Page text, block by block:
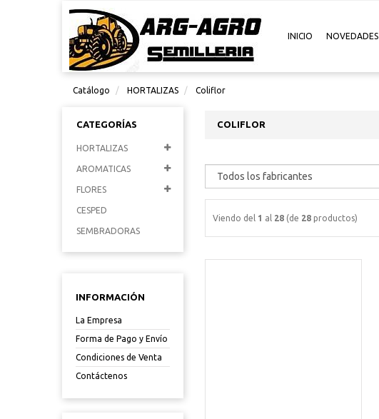
INICIO NOVEDADES
Catálogo HORTALIZAS Coliflor
CATEGORÍAS
HORTALIZAS
AROMATICAS
FLORES
CESPED
SEMBRADORAS
INFORMACIÓN
La Empresa
Forma de Pago y Envío
Condiciones de Venta
Contáctenos
COLIFLOR
Viendo del 1 al 28 (de 28 productos)